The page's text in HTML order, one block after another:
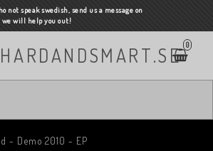
not speak swedish, send us a message on
we will help you out!
0
- Demo 2010 - EP